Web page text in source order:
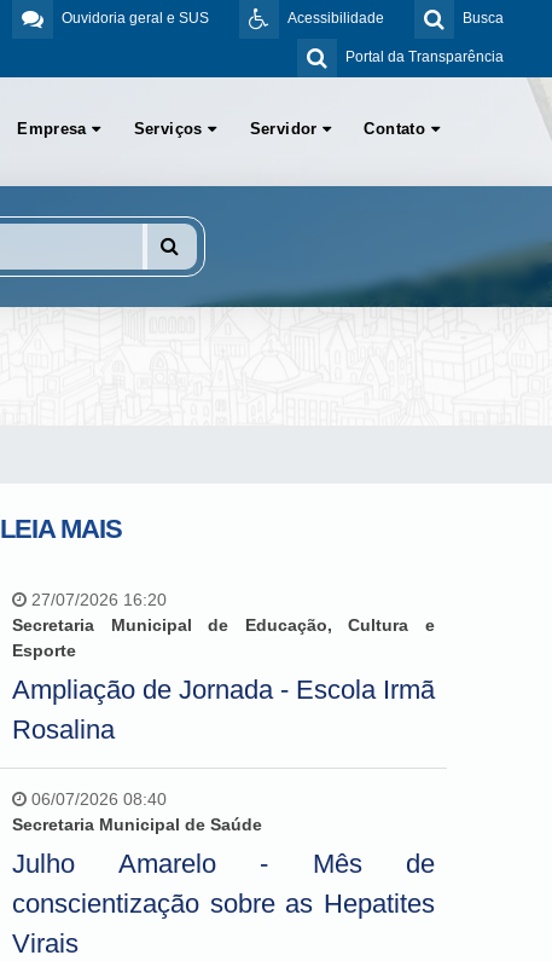
Busca
Acessibilidade
Ouvidoria geral e SUS
Portal da Transparência
Empresa Serviços Servidor Contato
LEIA MAIS
27/07/2026 16:20
Secretaria Municipal de Educação, Cultura e
Esporte
Ampliação de Jornada - Escola Irmã
Rosalina
06/07/2026 08:40
Secretaria Municipal de Saúde
Julho Amarelo - Mês de
conscientização sobre as Hepatites
Virais